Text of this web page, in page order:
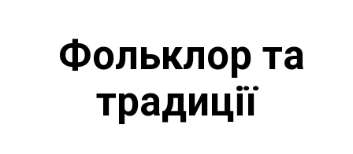
Фольклор та
традиції